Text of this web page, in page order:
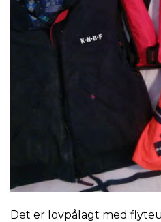
Det er lovpålagt med